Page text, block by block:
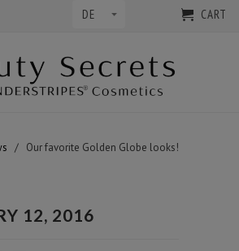
CART
/ Our favorite Golden Globe looks!
12, 2016